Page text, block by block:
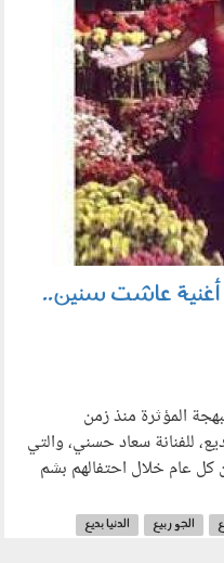
أغنية عاشت سنين..
المؤثرة منذ زمن
للفنانة سعاد حسني، والتي
كل عام خلال احتفالهم بشم
الجو ربيع
الدنيا بديع